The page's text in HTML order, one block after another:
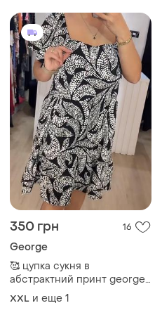
350 грн 16
George
🥰 цупка сукня в
абстрактний принт george
20
XXL и еще 1